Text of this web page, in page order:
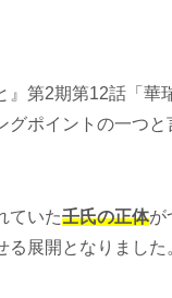
』第2期第12話「華
グポイントの一つ
ていた壬氏の正体が
展開となりました